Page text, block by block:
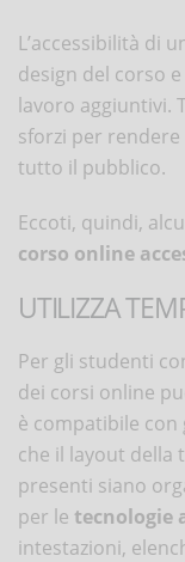
L’accessibilità di
design del corso
lavoro aggiuntivi.
sforzi per
tutto il pubblico.
Eccoti, quindi,
corso online
UTILIZZA
Per gli studenti
dei corsi online
è compatibile
che il layout della
presenti siano
per le tecnologie
intestazioni,